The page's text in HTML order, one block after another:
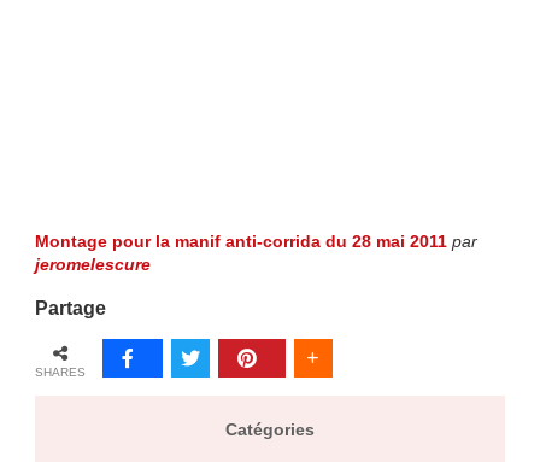
Montage pour la manif anti-corrida du 28 mai 2011 par
jeromelescure
Partage
SHARES
Catégories